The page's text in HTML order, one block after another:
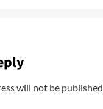
will not be published.